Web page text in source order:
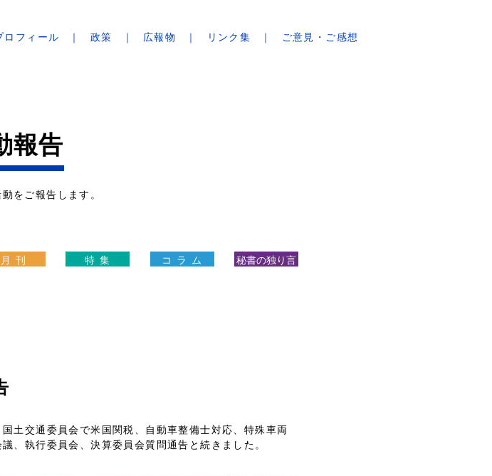
ロフィール 政策 広報物 リンク集 ご意見・ご感想
報告
をご報告します。
月 刊 特 集 コ ラ ム 秘書の独り言
土交通委員会で米国関税、自動車整備士対応、特殊車両
、執行委員会、決算委員会質問通告と続きました。